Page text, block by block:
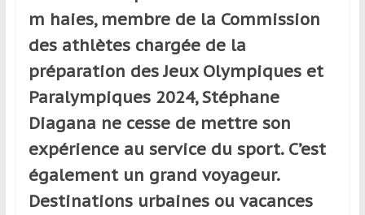
ou
réguliers,
pratiquants,
passionnés
ou
simples
spectateurs
de
sport,
qui
m haies, membre de la Commission
des athlètes chargée de la
préparation des Jeux Olympiques et
Paralympiques 2024, Stéphane
Diagana ne cesse de mettre son
expérience au service du sport. C’est
également un grand voyageur.
Destinations urbaines ou vacances